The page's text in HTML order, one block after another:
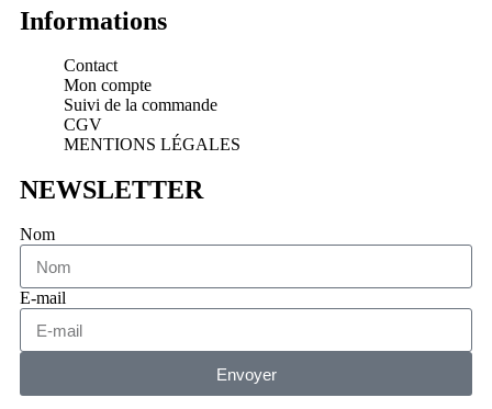
Informations
Contact
Mon compte
Suivi de la commande
CGV
MENTIONS LÉGALES
NEWSLETTER
Nom
E-mail
Envoyer